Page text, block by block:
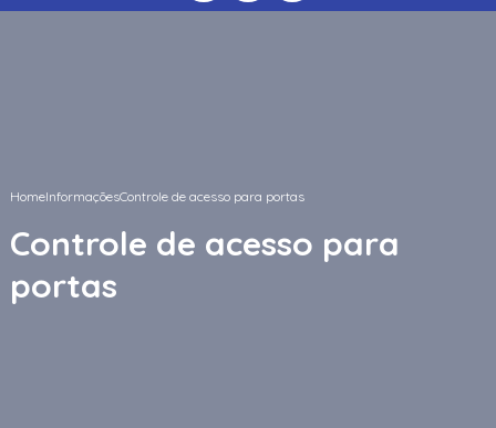
HomeInformaçõesControle de acesso para portas
Controle de acesso para
portas